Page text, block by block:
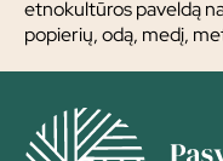
etnokultūros paveldą
popierių, odą, medį,